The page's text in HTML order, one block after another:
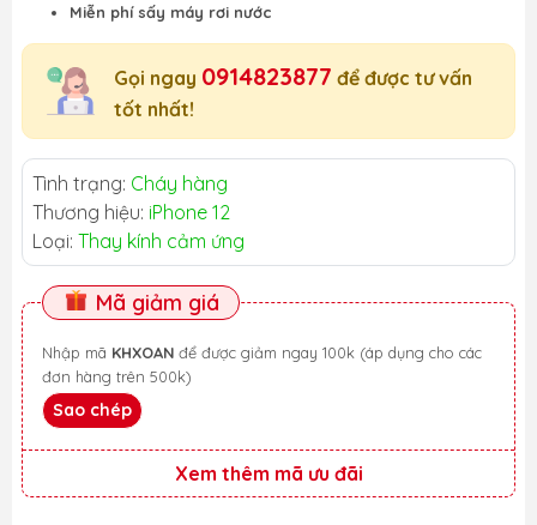
Miễn phí sấy máy rơi nước
Gọi ngay 0914823877 để được tư vấn
tốt nhất!
Tình trạng: Cháy hàng
Thương hiệu: iPhone 12
Loại: Thay kính cảm ứng
Mã giảm giá
Nhập mã KHXOAN
đơn hàng trên 500k)
Sao chép
Xem thêm mã ưu đãi